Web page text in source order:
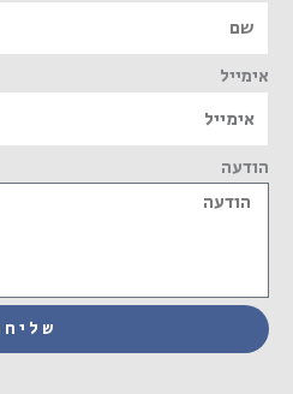
אימייל
הודעה